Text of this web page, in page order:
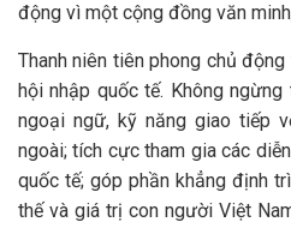
động vì một cộng đồng văn
Thanh niên tiên phong chủ
hội nhập quốc tế. Không
ngoại ngữ, kỹ năng giao tiếp
ngoài; tích cực tham gia các
quốc tế; góp phần khẳng định
thế và giá trị con người Việt